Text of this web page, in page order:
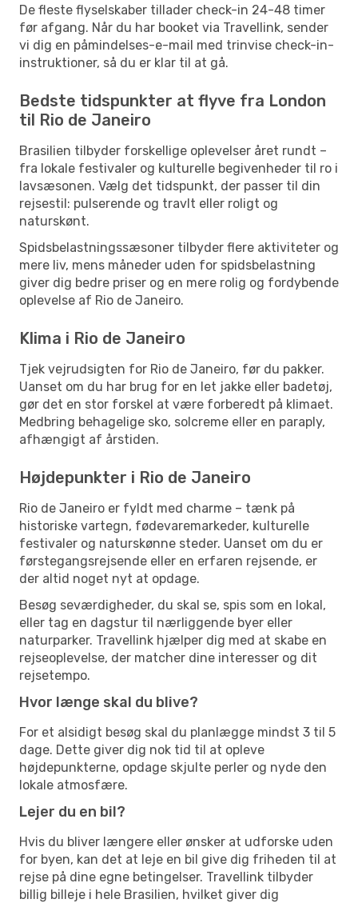
De fleste flyselskaber tillader check-in 24-48 timer
før afgang. Når du har booket via Travellink, sender
vi dig en påmindelses-e-mail med trinvise check-in-
instruktioner, så du er klar til at gå.
Bedste tidspunkter at flyve fra London
til Rio de Janeiro
Brasilien tilbyder forskellige oplevelser året rundt –
fra lokale festivaler og kulturelle begivenheder til ro i
lavsæsonen. Vælg det tidspunkt, der passer til din
rejsestil: pulserende og travlt eller roligt og
naturskønt.
Spidsbelastningssæsoner tilbyder flere aktiviteter og
mere liv, mens måneder uden for spidsbelastning
giver dig bedre priser og en mere rolig og fordybende
oplevelse af Rio de Janeiro.
Klima i Rio de Janeiro
Tjek vejrudsigten for Rio de Janeiro, før du pakker.
Uanset om du har brug for en let jakke eller badetøj,
gør det en stor forskel at være forberedt på klimaet.
Medbring behagelige sko, solcreme eller en paraply,
afhængigt af årstiden.
Højdepunkter i Rio de Janeiro
Rio de Janeiro er fyldt med charme – tænk på
historiske vartegn, fødevaremarkeder, kulturelle
festivaler og naturskønne steder. Uanset om du er
førstegangsrejsende eller en erfaren rejsende, er
der altid noget nyt at opdage.
Besøg seværdigheder, du skal se, spis som en lokal,
eller tag en dagstur til nærliggende byer eller
naturparker. Travellink hjælper dig med at skabe en
rejseoplevelse, der matcher dine interesser og dit
rejsetempo.
Hvor længe skal du blive?
For et alsidigt besøg skal du planlægge mindst 3 til 5
dage. Dette giver dig nok tid til at opleve
højdepunkterne, opdage skjulte perler og nyde den
lokale atmosfære.
Lejer du en bil?
Hvis du bliver længere eller ønsker at udforske uden
for byen, kan det at leje en bil give dig friheden til at
rejse på dine egne betingelser. Travellink tilbyder
billig billeje i hele Brasilien, hvilket giver dig